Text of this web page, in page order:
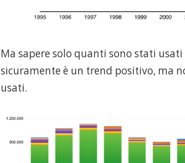
Ma sapere solo quanti sono stati
sicuramente è un trend positivo, ma
usati.